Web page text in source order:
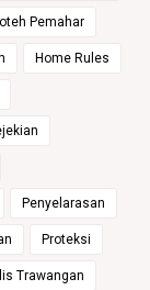
Pemahar
Home Rules
Penyelarasan
Proteksi
Trawangan